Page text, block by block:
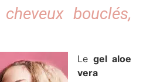
bouclés,
Le gel aloe
vera